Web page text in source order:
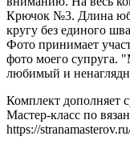
Крючок №3. Длина
кругу без единого
Фото принимает
фото моего супруга.
любимый и
Комплект дополняет
Мастер-класс по
https://